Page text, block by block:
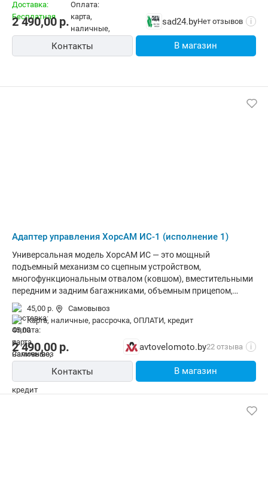
2 490,00р. sad24.byНет отзывов i
Контакты В магазин
Адаптер управления ХорсАМ ИС-1 (исполнение 1)
Универсальная модель ХорсАМ ИС — это мощный
подъемный механизм со сцепным устройством,
многофункциональным отвалом (ковшом), вместительными
передним и задним багажниками, объемным прицепом,
культиватором, прочным рабочим плугом и окучником.
Такое устройство отлично подходит для напряженных
хозяйственных работ и прекрасно справляется с
бездорожьем.
45,00 р.
Самовывоз
карта, наличные, рассрочка, ОПЛАТИ, кредит
2 490,00р. avtovelomoto.by22 отзыва i
Контакты В магазин